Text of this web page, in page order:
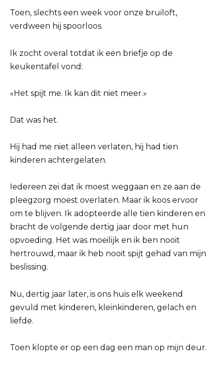
Toen, slechts een week voor onze bruiloft,
verdween hij spoorloos.
Ik zocht overal totdat ik een briefje op de
keukentafel vond:
«Het spijt me. Ik kan dit niet meer.»
Dat was het.
Hij had me niet alleen verlaten, hij had tien
kinderen achtergelaten.
Iedereen zei dat ik moest weggaan en ze aan de
pleegzorg moest overlaten. Maar ik koos ervoor
om te blijven. Ik adopteerde alle tien kinderen en
bracht de volgende dertig jaar door met hun
opvoeding. Het was moeilijk en ik ben nooit
hertrouwd, maar ik heb nooit spijt gehad van mijn
beslissing.
Nu, dertig jaar later, is ons huis elk weekend
gevuld met kinderen, kleinkinderen, gelach en
liefde.
Toen klopte er op een dag een man op mijn deur.